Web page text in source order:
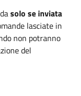
solo se inviata
lasciate in
non potranno
del